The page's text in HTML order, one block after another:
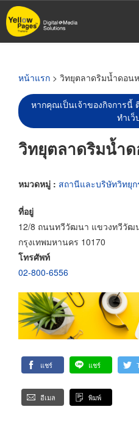
ข้าม
ไป
หน้าแรก > วิทยุตลาดริมน้ำดอน
หากคุณเป็นเจ้าของกิจการนี้
ทำเว็
วิทยุตลาดริมน้ำ
หมวดหมู่ : สถานีและบริษัทวิทยุก
ที่อยู่
12/8 ถนนทวีวัฒนา แขวงทวีวัฒ
กรุงเทพมหานคร 10170
โทรศัพท์
02-800-6556
แชร์ แชร์
อีเมล พิมพ์